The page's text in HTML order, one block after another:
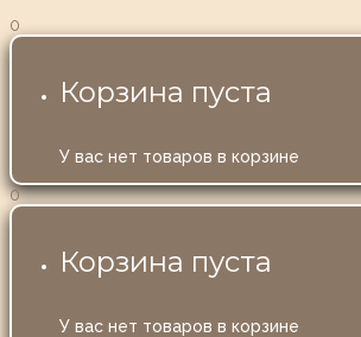
0
Корзина пуста
У вас нет товаров в корзине
0
Корзина пуста
У вас нет товаров в корзине